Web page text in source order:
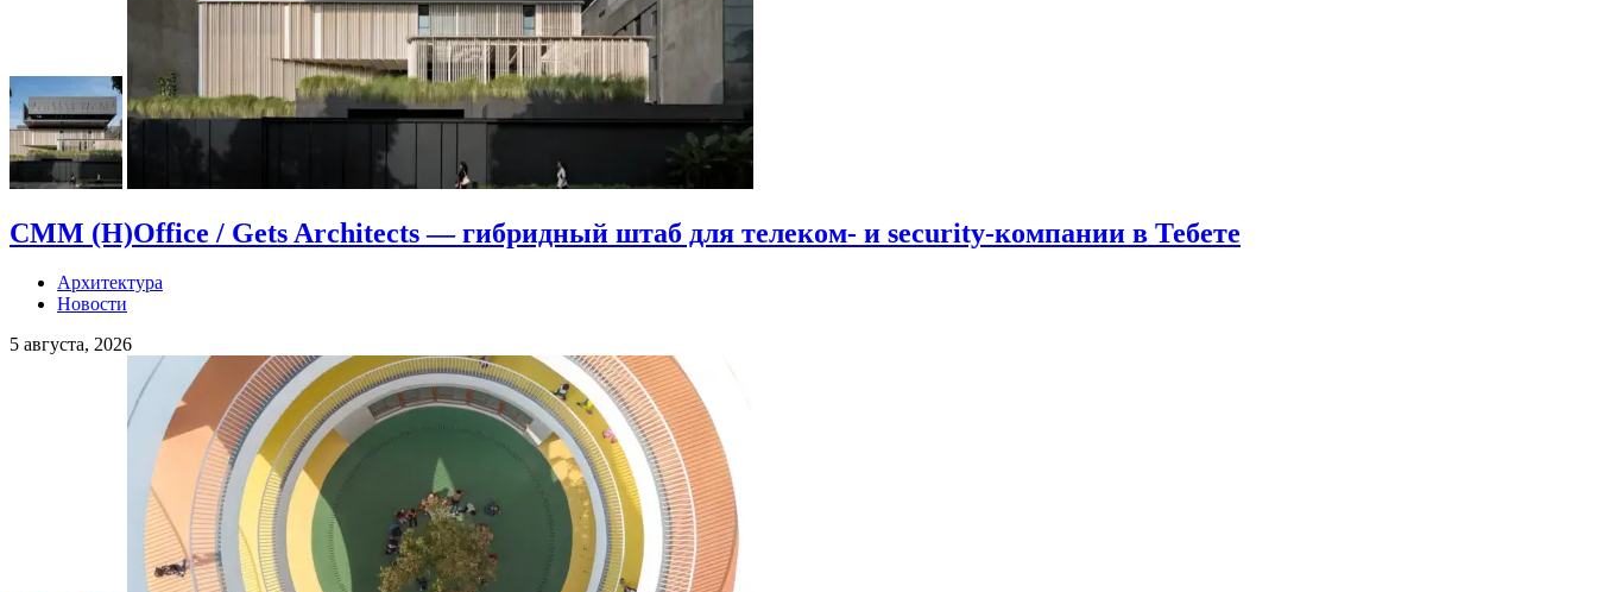
CMM (H)Office / Gets Architects — гибридный штаб для телеком- и security-компании в Тебете
Архитектура
Новости
5 августа, 2026